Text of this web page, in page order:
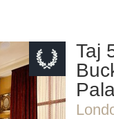
Maps
correctly.
Taj